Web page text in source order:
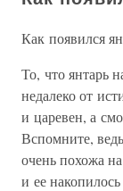
Как появился
То, что янтарь
недалеко от
и царевен, а
Вспомните,
очень похожа
и ее